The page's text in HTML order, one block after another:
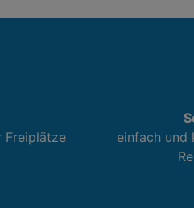
Freiplätze
einfach und